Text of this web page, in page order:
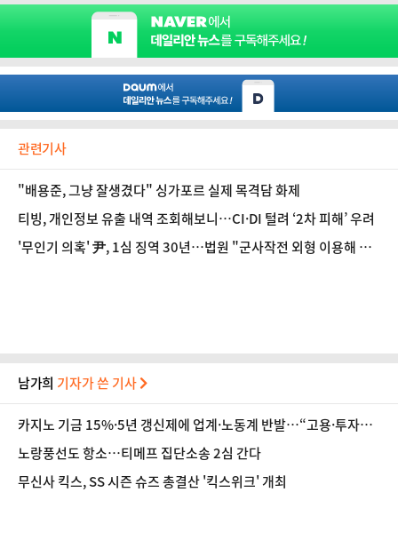
관련기사
"배용준, 그냥 잘생겼다" 싱가포르 실제 목격담 화제
티빙, 개인정보 유출 내역 조회해보니…CI·DI 털려 ‘2차 피해’ 우려
'무인기 의혹' 尹, 1심 징역 30년…법원 "군사작전 외형 이용해 북
남가희 기자가 쓴 기사
카지노 기금 15%·5년 갱신제에 업계·노동계 반발…“고용·투자
흔들”
노랑풍선도 항소…티메프 집단소송 2심 간다
무신사 킥스, SS 시즌 슈즈 총결산 '킥스위크' 개최